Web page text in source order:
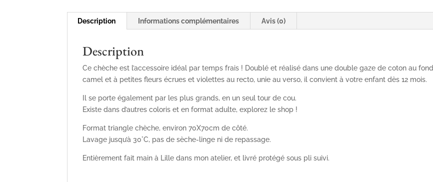
Description Informations complémentaires Avis (0)
Description
Ce chèche est l’accessoire idéal par temps frais ! Doublé et réalisé dans une double gaze de coton au fond
camel et à petites fleurs écrues et violettes au recto, unie au verso, il convient à votre enfant dès 12 mois.
Il se porte également par les plus grands, en un seul tour de cou.
Existe dans d’autres coloris et en format adulte, explorez le shop !
Format triangle chèche, environ 70X70cm de côté.
Lavage jusqu’à 30°C, pas de sèche-linge ni de repassage.
Entièrement fait main à Lille dans mon atelier, et livré protégé sous pli suivi.